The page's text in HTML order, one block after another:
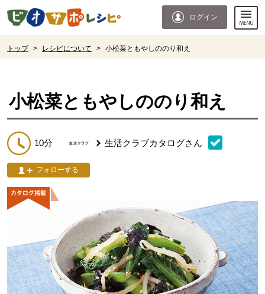
ページの先頭です。
ログイン
トップ > レシピについて > 小松菜ともやしののり和え
小松菜ともやしののり和え
10分 生活クラブカタログさん
フォローする